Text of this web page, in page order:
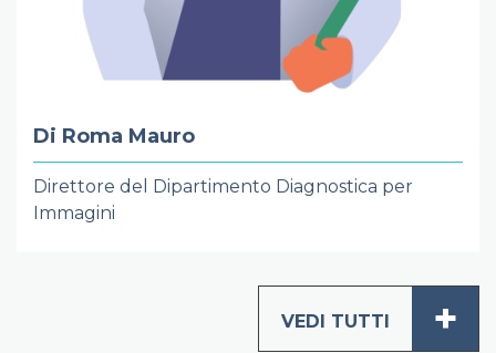
Di Roma Mauro
Direttore del Dipartimento Diagnostica per
Immagini
VEDI TUTTI +